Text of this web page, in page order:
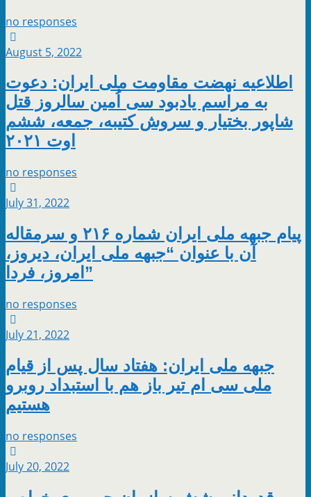
no responses
August 5, 2022
اطلاعیه نهضت مقاومت ملی ایران: دعوت
به مراسم یادبود سی اُمین سالروز قتل
شاپور بختیار و سروش کتیبه، جمعه، ششم
اوت ۲۰۲۱
no responses
July 31, 2022
پیام جبهه ملی ایران شماره ۲۱۶ و سرمقاله
آن با عنوان “جبهه ملی ایران، دیروز،
امروز، فردا”
no responses
July 21, 2022
جبهه ملی ایران: هفتاد سال پس از قیام
ملی سی ام تیر باز هم با استبداد روبرو
هستیم
no responses
July 20, 2022